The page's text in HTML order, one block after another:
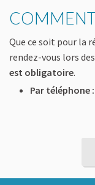
COMMENT
Que ce soit pour la
rendez-vous lors
est obligatoire.
Par téléphone :